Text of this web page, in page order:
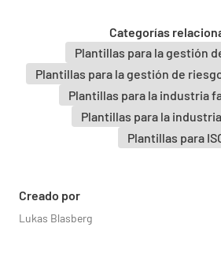
Categorías
Plantillas para la gestión
Plantillas para la gestión de
Plantillas para la industria
Plantillas para la
Plantillas para
Creado por
Lukas Blasberg
INTACTO DEFECTO
1.1.4 Identificación de
sus actividades - sus
del personal